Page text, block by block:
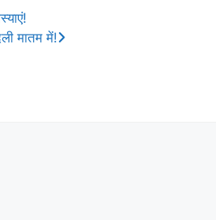
मातम में!